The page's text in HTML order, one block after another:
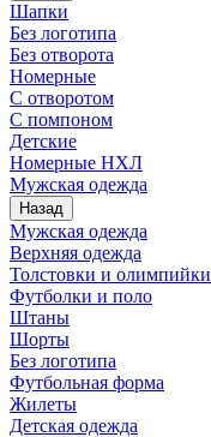
Шапки
Без логотипа
Без отворота
Номерные
С отворотом
С помпоном
Детские
Номерные НХЛ
Мужская одежда
Назад
Мужская одежда
Верхняя одежда
Толстовки и олимпийки
Футболки и поло
Штаны
Шорты
Без логотипа
Футбольная форма
Жилеты
Детская одежда